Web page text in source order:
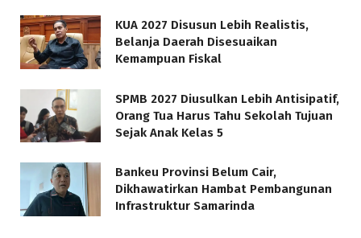
KUA 2027 Disusun Lebih Realistis,
Belanja Daerah Disesuaikan
Kemampuan Fiskal
SPMB 2027 Diusulkan Lebih Antisipatif,
Orang Tua Harus Tahu Sekolah Tujuan
Sejak Anak Kelas 5
Bankeu Provinsi Belum Cair,
Dikhawatirkan Hambat Pembangunan
Infrastruktur Samarinda